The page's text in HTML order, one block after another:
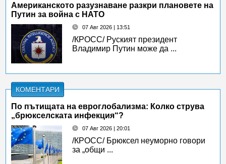
Американското разузнаване разкри плановете на
Путин за война с НАТО
07 Авг 2026 | 13:51
/КРОСС/ Руският президент
Владимир Путин може да ...
КОМЕНТАРИ
По пътищата на евроглобализма: Колко струва
„брюкселската инфекция“?
07 Авг 2026 | 20:01
/КРОСС/ Брюксел неуморно говори
за „общи ...